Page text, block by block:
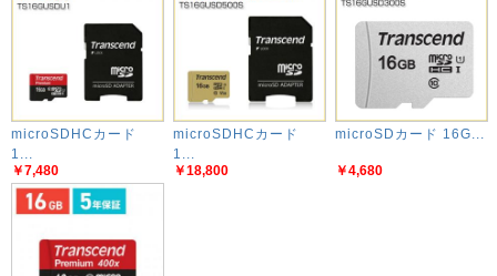
microSDHCカード
1...
￥7,480
microSDHCカード
1...
￥18,800
microSDカード 16G...
￥4,680